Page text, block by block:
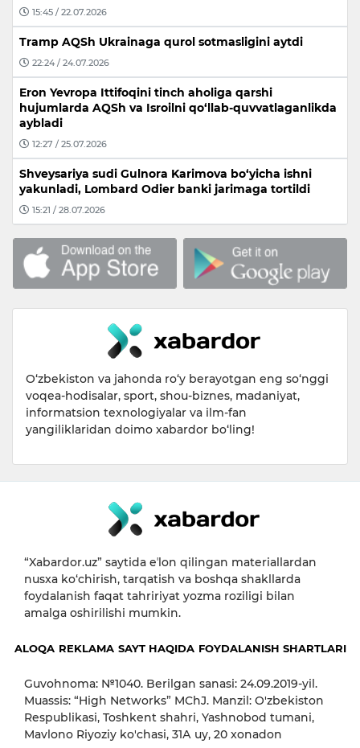
15:45 / 22.07.2026
Tramp AQSh Ukrainaga qurol sotmasligini aytdi
22:24 / 24.07.2026
Eron Yevropa Ittifoqini tinch aholiga qarshi
hujumlarda AQSh va Isroilni qo‘llab-quvvatlaganlikda
aybladi
12:27 / 25.07.2026
Shveysariya sudi Gulnora Karimova bo‘yicha ishni
yakunladi, Lombard Odier banki jarimaga tortildi
15:21 / 28.07.2026
O‘zbekiston va jahonda ro‘y berayotgan eng so‘nggi
voqea-hodisalar, sport, shou-biznes, madaniyat,
informatsion texnologiyalar va ilm-fan
yangiliklaridan doimo xabardor bo‘ling!
“Xabardor.uz” saytida eʼlon qilingan materiallardan
nusxa ko‘chirish, tarqatish va boshqa shakllarda
foydalanish faqat tahririyat yozma roziligi bilan
amalga oshirilishi mumkin.
ALOQA REKLAMA SAYT HAQIDA FOYDALANISH SHARTLARI
Guvohnoma: №1040. Berilgan sanasi: 24.09.2019-yil.
Muassis: “High Networks” MChJ. Manzil: O'zbekiston
Respublikasi, Toshkent shahri, Yashnobod tumani,
Mavlono Riyoziy ko'chasi, 31А uy, 20 xonadon